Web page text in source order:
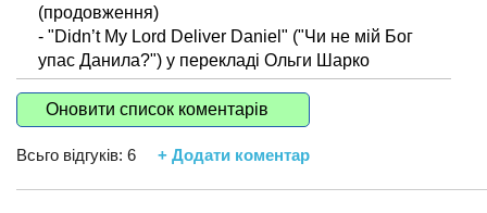
(продовження)
- "Didn’t My Lord Deliver Daniel" ("Чи не мій Бог
упас Данила?") у перекладі Ольги Шарко
Оновити список коментарів
Всьго відгуків: 6 + Додати коментар